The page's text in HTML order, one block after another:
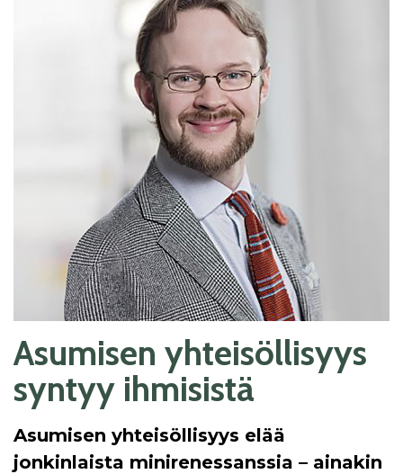
Asumisen yhteisöllisyys
syntyy ihmisistä
Asumisen yhteisöllisyys elää
jonkinlaista minirenessanssia – ainakin